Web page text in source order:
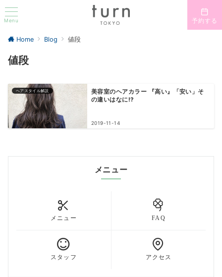
Menu 予約する
Home Blog 値段
値段
ヘアスタイル解説
美容室のヘアカラー 『高い』「安い」そ
の違いはなに!?
2019-11-14
メニュー
メニュー FAQ
スタッフ アクセス